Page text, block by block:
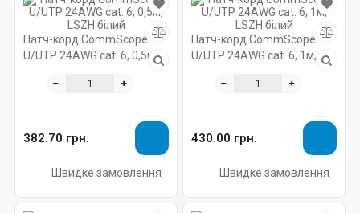
Патч-корд CommScope
U/UTP 24AWG cat. 6, 0,5м,
382.70 грн.
Швидке замовлення
Патч-корд CommScope
U/UTP 24AWG cat. 6, 1м,
430.00 грн.
Швидке замовлення